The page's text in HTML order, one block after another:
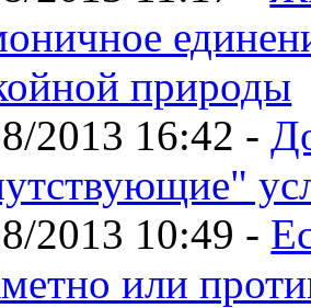
природы
2013 16:42 -
2013 10:49 -
или